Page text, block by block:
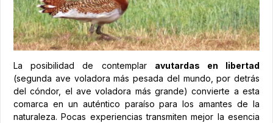
La posibilidad de contemplar avutardas en libertad
(segunda ave voladora más pesada del mundo, por detrás
del cóndor, el ave voladora más grande) convierte a esta
comarca en un auténtico paraíso para los amantes de la
naturaleza. Pocas experiencias transmiten mejor la esencia